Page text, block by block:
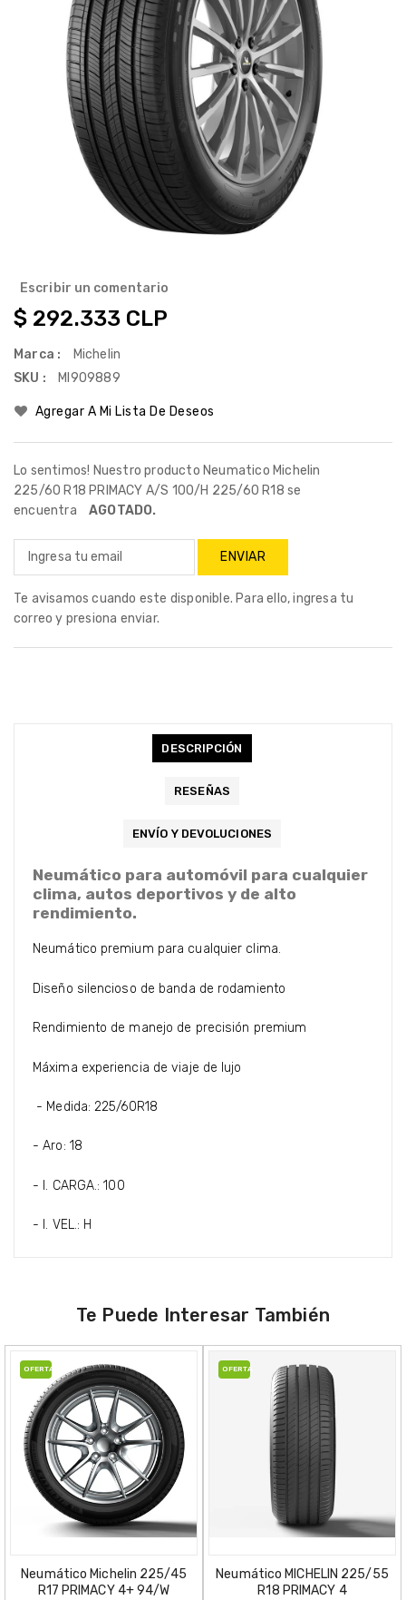
Escribir un comentario
Precio
$ 292.333 CLP
Marca :
Michelin
SKU :
MI909889
Agregar A Mi Lista De Deseos
Lo sentimos! Nuestro producto Neumatico Michelin
225/60 R18 PRIMACY A/S 100/H 225/60 R18 se
encuentra
AGOTADO.
Te avisamos cuando este disponible. Para ello, ingresa tu
correo y presiona enviar.
DESCRIPCIÓN
RESEÑAS
ENVÍO Y DEVOLUCIONES
Neumático para automóvil para cualquier
clima, autos deportivos y de alto
rendimiento.
Neumático premium para cualquier clima.
Diseño silencioso de banda de rodamiento
Rendimiento de manejo de precisión premium
Máxima experiencia de viaje de lujo
- Medida: 225/60R18
- Aro: 18
- I. CARGA.: 100
- I. VEL.: H
Te Puede Interesar También
OFERTA
Neumático Michelin 225/45
R17 PRIMACY 4+ 94/W
OFERTA
Neumático MICHELIN 225/55
R18 PRIMACY 4